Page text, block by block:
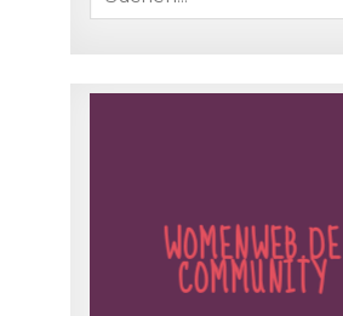
WOMENWEB.DE
COMMUNITY